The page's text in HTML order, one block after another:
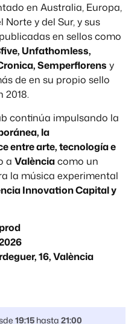
en Australia, Europa,
Norte y del Sur, y sus
en sellos como
Unfathomless,
Semperflorens y
de en su propio sello
2018.
continúa impulsando la
la
entre arte, tecnología e
a Valènciacomo un
la música experimental
Innovation Capital y
16, València
19:15 hasta 21:00